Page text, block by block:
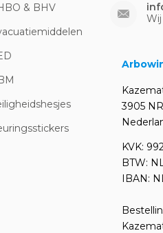
& BHV
3905
KVK:
BTW:
IBAN: